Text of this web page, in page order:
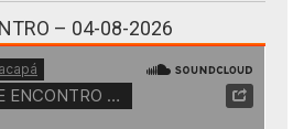
– 04-08-2026